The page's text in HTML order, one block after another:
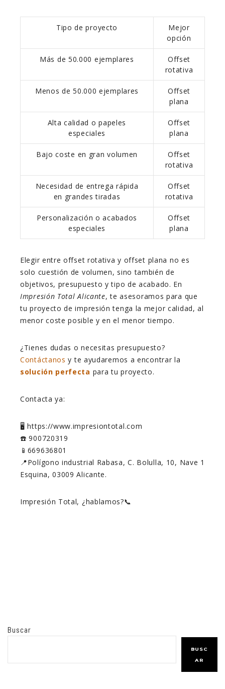
Tipo de proyecto
Mejor
opción
Más de 50.000 ejemplares
Offset
rotativa
Menos de 50.000 ejemplares
Offset
plana
Alta calidad o papeles
especiales
Offset
plana
Bajo coste en gran volumen
Offset
rotativa
Necesidad de entrega rápida
en grandes tiradas
Offset
rotativa
Personalización o acabados
especiales
Offset
plana
Elegir entre offset rotativa y offset plana no es
solo cuestión de volumen, sino también de
objetivos, presupuesto y tipo de acabado. En
Impresión Total Alicante, te asesoramos para que
tu proyecto de impresión tenga la mejor calidad, al
menor coste posible y en el menor tiempo.
¿Tienes dudas o necesitas presupuesto?
Contáctanos y te ayudaremos a encontrar la
solución perfecta para tu proyecto.
Contacta ya:
🖥️ https://www.impresiontotal.com
☎️ 900720319
📱669636801
📍Polígono industrial Rabasa, C. Bolulla, 10, Nave 1
Esquina, 03009 Alicante.
Impresión Total, ¿hablamos?📞
Buscar
BUSC
AR